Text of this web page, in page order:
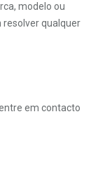
modelo ou
qualquer
em contacto